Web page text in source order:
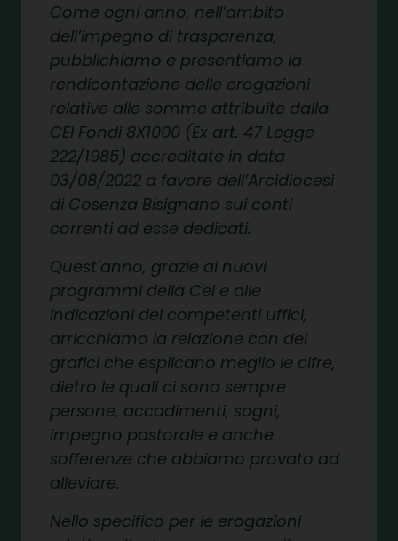
Come ogni anno, nell’ambito
dell’impegno di trasparenza,
pubblichiamo e presentiamo la
rendicontazione delle erogazioni
relative alle somme attribuite dalla
CEI Fondi 8X1000 (Ex art. 47 Legge
222/1985) accreditate in data
03/08/2022 a favore dell’Arcidiocesi
di Cosenza Bisignano sui conti
correnti ad esse dedicati.
Quest’anno, grazie ai nuovi
programmi della Cei e alle
indicazioni dei competenti uffici,
arricchiamo la relazione con dei
grafici che esplicano meglio le cifre,
dietro le quali ci sono sempre
persone, accadimenti, sogni,
impegno pastorale e anche
sofferenze che abbiamo provato ad
alleviare.
Nello specifico per le erogazioni